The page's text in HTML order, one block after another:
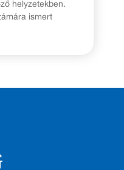
helyzetekben.
ismert